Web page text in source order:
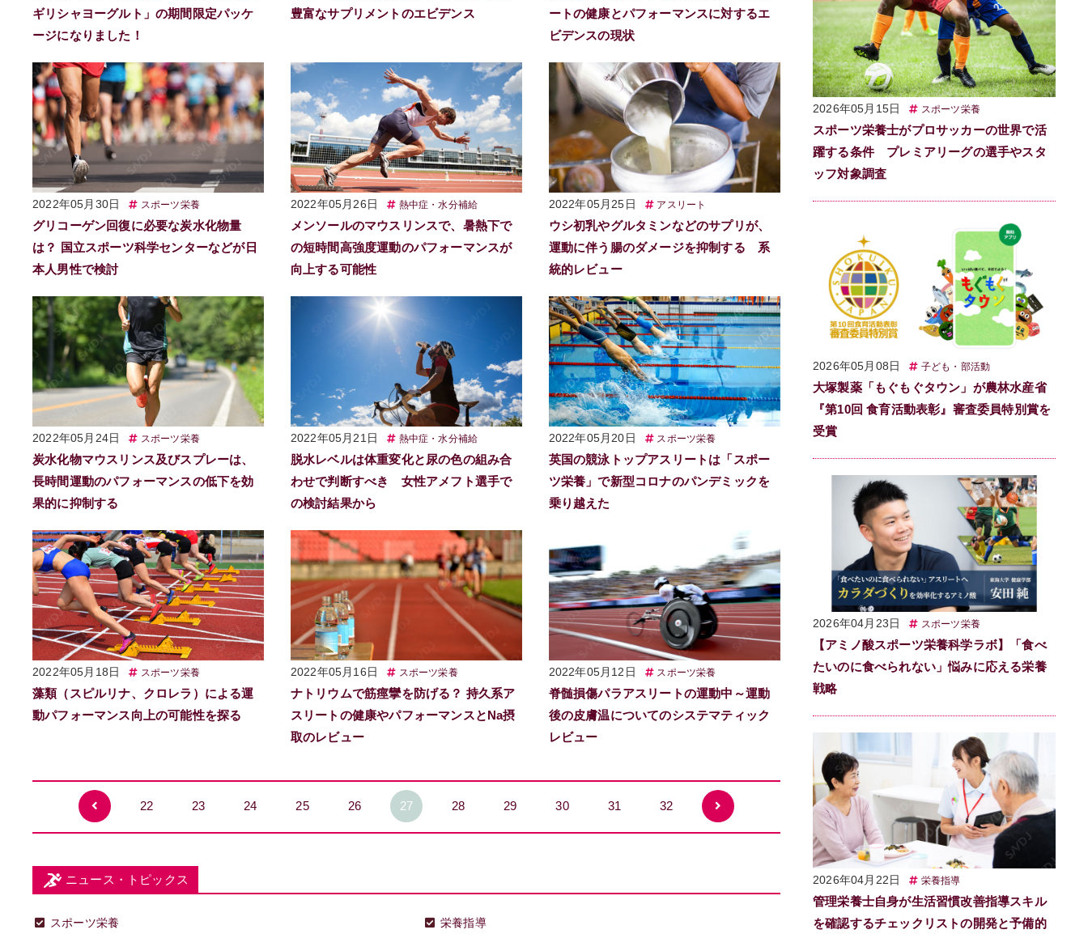
ギリシャヨーグルト」の期間限定パッケ
ージになりました！
豊富なサプリメントのエビデンス
ートの健康とパフォーマンスに対するエ
ビデンスの現状
2022年05月30日 スポーツ栄養
グリコーゲン回復に必要な炭水化物量
は？ 国立スポーツ科学センターなどが日
本人男性で検討
2022年05月26日 熱中症・水分補給
メンソールのマウスリンスで、暑熱下で
の短時間高強度運動のパフォーマンスが
向上する可能性
2022年05月25日 アスリート
ウシ初乳やグルタミンなどのサプリが、
運動に伴う腸のダメージを抑制する 系
統的レビュー
2022年05月24日 スポーツ栄養
炭水化物マウスリンス及びスプレーは、
長時間運動のパフォーマンスの低下を効
果的に抑制する
2022年05月21日 熱中症・水分補給
脱水レベルは体重変化と尿の色の組み合
わせで判断すべき 女性アメフト選手で
の検討結果から
2022年05月20日 スポーツ栄養
英国の競泳トップアスリートは「スポー
ツ栄養」で新型コロナのパンデミックを
乗り越えた
2022年05月18日 スポーツ栄養
藻類（スピルリナ、クロレラ）による運
動パフォーマンス向上の可能性を探る
2022年05月16日 スポーツ栄養
ナトリウムで筋痙攣を防げる？ 持久系ア
スリートの健康やパフォーマンスとNa摂
取のレビュー
2022年05月12日 スポーツ栄養
脊髄損傷パラアスリートの運動中～運動
後の皮膚温についてのシステマティック
レビュー
22 23 24 25 26 27 28 29 30 31 32
ニュース・トピックス
スポーツ栄養 栄養指導
2026年05月15日 スポーツ栄養
スポーツ栄養士がプロサッカーの世界で活
躍する条件 プレミアリーグの選手やスタ
ッフ対象調査
2026年05月08日 子ども・部活動
大塚製薬「もぐもぐタウン」が農林水産省
『第10回 食育活動表彰』審査委員特別賞を
受賞
2026年04月23日 スポーツ栄養
【アミノ酸スポーツ栄養科学ラボ】「食べ
たいのに食べられない」悩みに応える栄養
戦略
2026年04月22日 栄養指導
管理栄養士自身が生活習慣改善指導スキル
を確認するチェックリストの開発と予備的